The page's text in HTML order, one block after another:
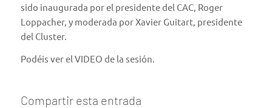
sido inaugurada por el presidente del CAC, Roger
Loppacher, y moderada por Xavier Guitart, presidente
del Cluster.
Podéis ver el VIDEO de la sesión
Compartir esta entrada